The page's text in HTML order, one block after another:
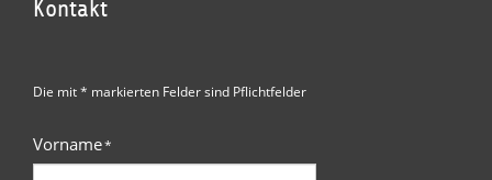
Kontakt
Die mit * markierten Felder sind Pflichtfelder
Vorname*